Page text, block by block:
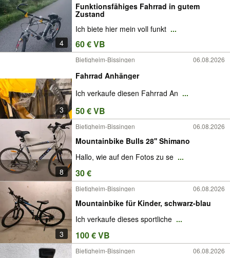
4
Funktionsfähiges Fahrrad in gutem
Zustand
Ich biete hier mein voll funkt ...
60 € VB
3
Bietigheim-Bissingen 06.08.2026
Fahrrad Anhänger
Ich verkaufe diesen Fahrrad An ...
50 € VB
8
Bietigheim-Bissingen 06.08.2026
Mountainbike Bulls 28'' Shimano
Hallo, wie auf den Fotos zu se ...
30 €
3
Bietigheim-Bissingen 06.08.2026
Mountainbike für Kinder, schwarz-blau
Ich verkaufe dieses sportliche ...
100 € VB
Bietigheim-Bissingen 06.08.2026